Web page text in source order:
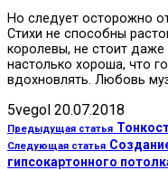
Но следует осторожно
Стихи не способны
королевы, не стоит даже
настолько хороша, что
вдохновлять. Любовь
5vegol 20.07.2018
Предыдущая статья
Следующая статья
гипсокартонного